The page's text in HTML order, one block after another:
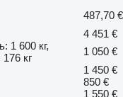
487,70 €
4 451 €
1 600 кг,
кг
1 050 €
1 450 €
850 €
1 550 €